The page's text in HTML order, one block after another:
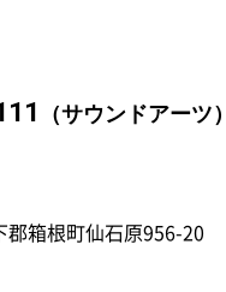
（サウンドアーツ）
箱根町仙石原956-20